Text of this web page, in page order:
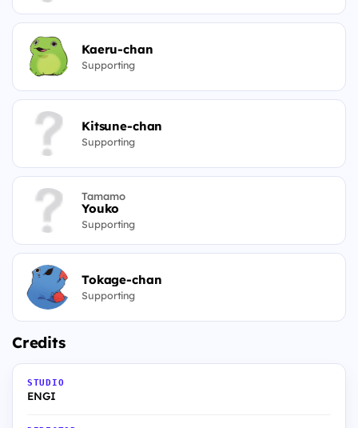
Kaeru-chan
Supporting
Kitsune-chan
Supporting
Tamamo
Youko
Supporting
Tokage-chan
Supporting
Credits
STUDIO
ENGI